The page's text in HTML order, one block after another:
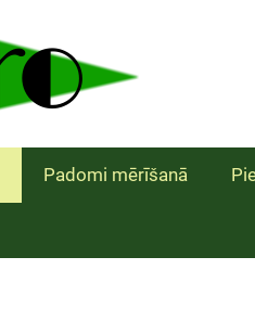
Padomi mērīšanā